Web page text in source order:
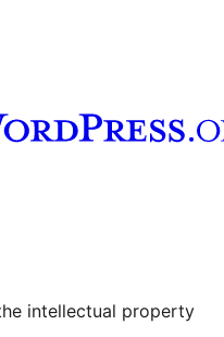
ziyaret edin
intellectual property